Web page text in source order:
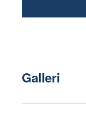
Galleri